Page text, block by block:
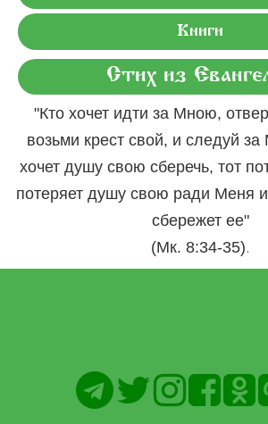
Книги
Стих из
"Кто хочет идти за Мною,
возьми крест свой, и следуй
хочет душу свою сберечь, тот
потеряет душу свою ради Меня
сбережет ее"
(Мк. 8:34-35).